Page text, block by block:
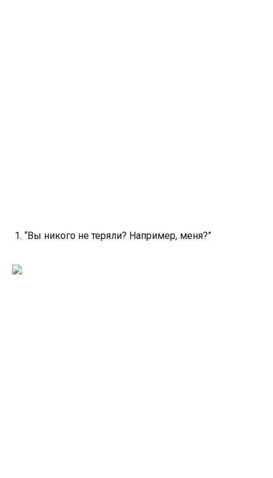
1. “Вы никого не теряли? Например, меня?”